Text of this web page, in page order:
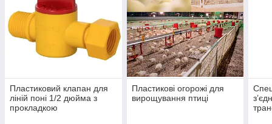
Пластиковий клапан для
ліній поні 1/2 дюйма з
прокладкою
Пластикові огорожі для
вирощування птиці